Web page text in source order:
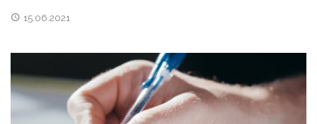
15.06.2021